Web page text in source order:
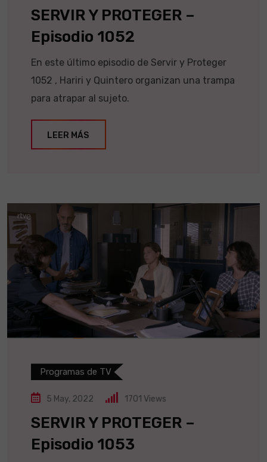
SERVIR Y PROTEGER –
Episodio 1052
En este último episodio de Servir y Proteger
1052 , Hariri y Quintero organizan una trampa
para atrapar al sujeto.
LEER MÁS
Programas de TV
5 May, 2022 1701 Views
SERVIR Y PROTEGER –
Episodio 1053